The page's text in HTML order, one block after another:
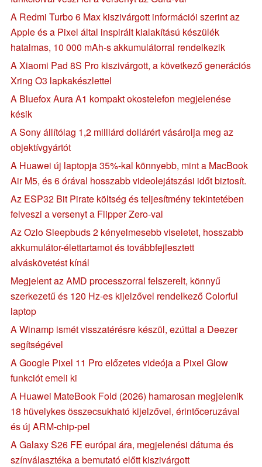
A Redmi Turbo 6 Max kiszivárgott információi szerint az
Apple és a Pixel által inspirált kialakítású készülék
hatalmas, 10 000 mAh-s akkumulátorral rendelkezik
A Xiaomi Pad 8S Pro kiszivárgott, a következő generációs
Xring O3 lapkakészlettel
A Bluefox Aura A1 kompakt okostelefon megjelenése
késik
A Sony állítólag 1,2 milliárd dollárért vásárolja meg az
objektívgyártót
A Huawei új laptopja 35%-kal könnyebb, mint a MacBook
Air M5, és 6 órával hosszabb videolejátszási időt biztosít.
Az ESP32 Bit Pirate költség és teljesítmény tekintetében
felveszi a versenyt a Flipper Zero-val
Az Ozlo Sleepbuds 2 kényelmesebb viseletet, hosszabb
akkumulátor-élettartamot és továbbfejlesztett
alváskövetést kínál
Megjelent az AMD processzorral felszerelt, könnyű
szerkezetű és 120 Hz-es kijelzővel rendelkező Colorful
laptop
A Winamp ismét visszatérésre készül, ezúttal a Deezer
segítségével
A Google Pixel 11 Pro előzetes videója a Pixel Glow
funkciót emeli ki
A Huawei MateBook Fold (2026) hamarosan megjelenik
18 hüvelykes összecsukható kijelzővel, érintőceruzával
és új ARM-chip-pel
A Galaxy S26 FE európai ára, megjelenési dátuma és
színválasztéka a bemutató előtt kiszivárgott